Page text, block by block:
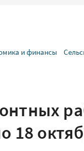
и финансы
18